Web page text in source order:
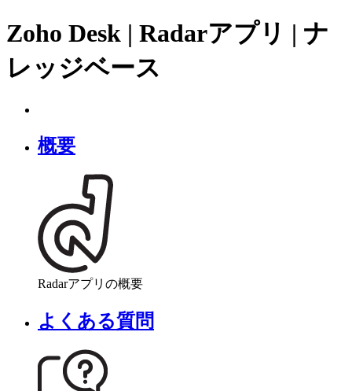
Zoho Desk | Radarアプリ | ナ
レッジベース
概要
Radarアプリの概要
よくある質問